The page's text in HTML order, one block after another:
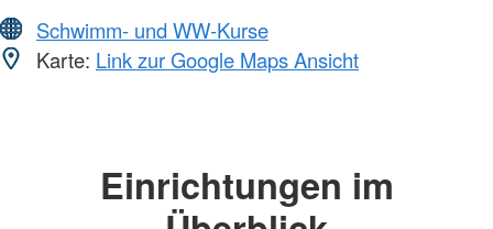
Schwimm- und WW-Kurse
Karte: Link zur Google Maps Ansicht
Einrichtungen im